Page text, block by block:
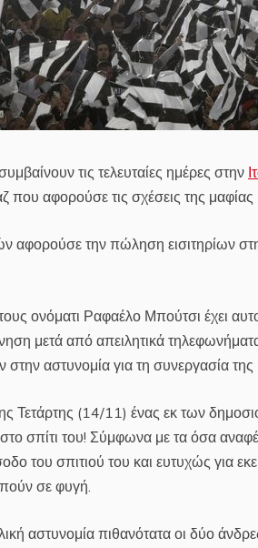
τις τελευταίες ημέρες στην
που αφορούσε τις σχέσεις της
αφορούσε την πώληση εισιτηρίων
ονόματι Ραφαέλο Μπούτσι έχει
μετά από απειλητικά
αστυνομία για τη συνεργασία
Τετάρτης (14/11) ένας εκ των
σπίτι του! Σύμφωνα με τα όσα
του σπιτιού του και ευτυχώς για
σε φυγή.
αστυνομία πιθανότατα οι δύο